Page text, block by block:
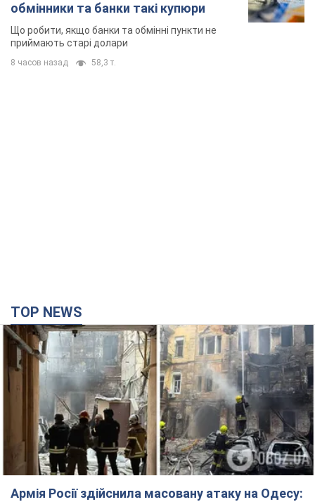
обмінники та банки такі купюри
Що робити, якщо банки та обмінні пункти не
приймають старі долари
8 часов назад 58,3 т.
TOP NEWS
Армія Росії здійснила масовану атаку на Одесу: